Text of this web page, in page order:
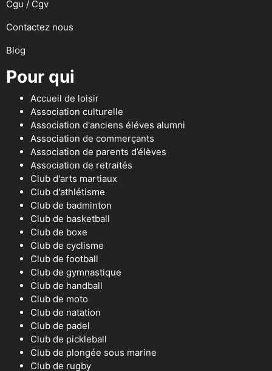
Cgu / Cgv
Contactez nous
Blog
Pour qui
Accueil de loisir
Association culturelle
Association d'anciens éléves alumni
Association de commerçants
Association de parents d’élèves
Association de retraités
Club d'arts martiaux
Club d'athlétisme
Club de badminton
Club de basketball
Club de boxe
Club de cyclisme
Club de football
Club de gymnastique
Club de handball
Club de moto
Club de natation
Club de padel
Club de pickleball
Club de plongée sous marine
Club de rugby